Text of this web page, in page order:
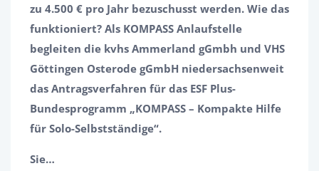
zu 4.500 € pro Jahr bezuschusst werden. Wie das
funktioniert? Als KOMPASS Anlaufstelle
begleiten die kvhs Ammerland gGmbh und VHS
Göttingen Osterode gGmbH niedersachsenweit
das Antragsverfahren für das ESF Plus-
Bundesprogramm „KOMPASS – Kompakte Hilfe
für Solo-Selbstständige“.
Sie…